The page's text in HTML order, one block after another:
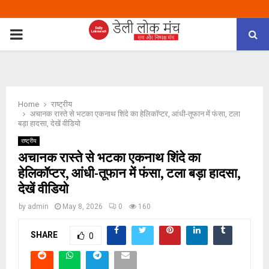
PRIMARY
Home
राष्ट्रीय
अचानक रास्ते से भटका एकनाथ शिंदे का हेलिकॉप्टर, आंधी-तूफान में फंसा, टला
बड़ा हादसा, देखें वीडियो
राष्ट्रीय
अचानक रास्ते से भटका एकनाथ शिंदे का
हेलिकॉप्टर, आंधी-तूफान में फंसा, टला बड़ा हादसा,
देखें वीडियो
by admin May 8, 2026 0 160
SHARE 0